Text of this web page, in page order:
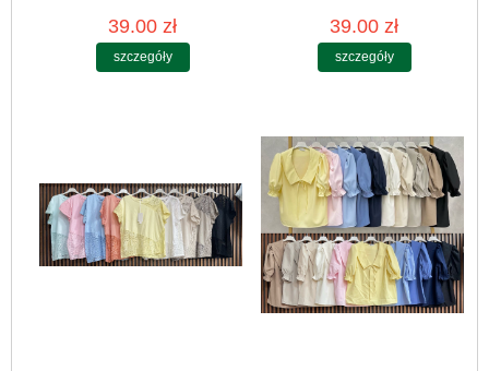
39.00 zł
szczegóły
39.00 zł
szczegóły